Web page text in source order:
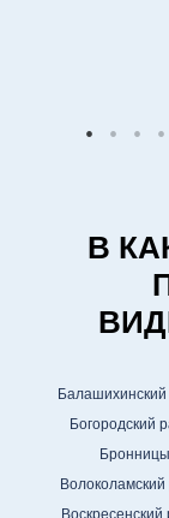
В
Богородский
Бронницы
Воскресенский